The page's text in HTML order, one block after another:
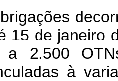
15 de janeiro
a 2.500
à